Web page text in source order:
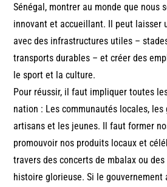
Sénégal, montrer au monde que nous
innovant et accueillant. Il peut laisser
avec des infrastructures utiles –
transports durables – et créer des
le sport et la culture.
Pour réussir, il faut impliquer toutes
nation : Les communautés locales,
artisans et les jeunes. Il faut former
promouvoir nos produits locaux et
travers des concerts de mbalax ou
histoire glorieuse. Si le gouvernement